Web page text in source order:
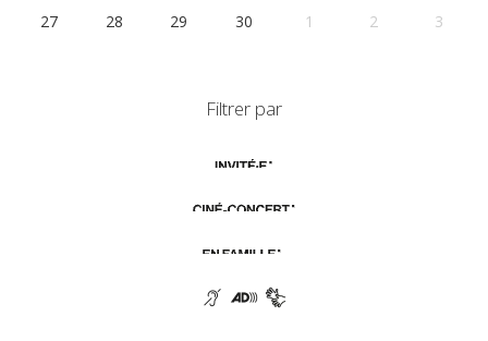
27
28 29 30 1 2 3
Filtrer par